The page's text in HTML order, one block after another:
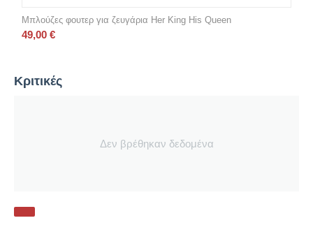
Μπλούζες φουτερ για ζευγάρια Her King His Queen
49,00 €
Κριτικές
Δεν βρέθηκαν δεδομένα